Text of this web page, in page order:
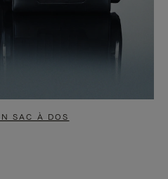
SAC À DOS